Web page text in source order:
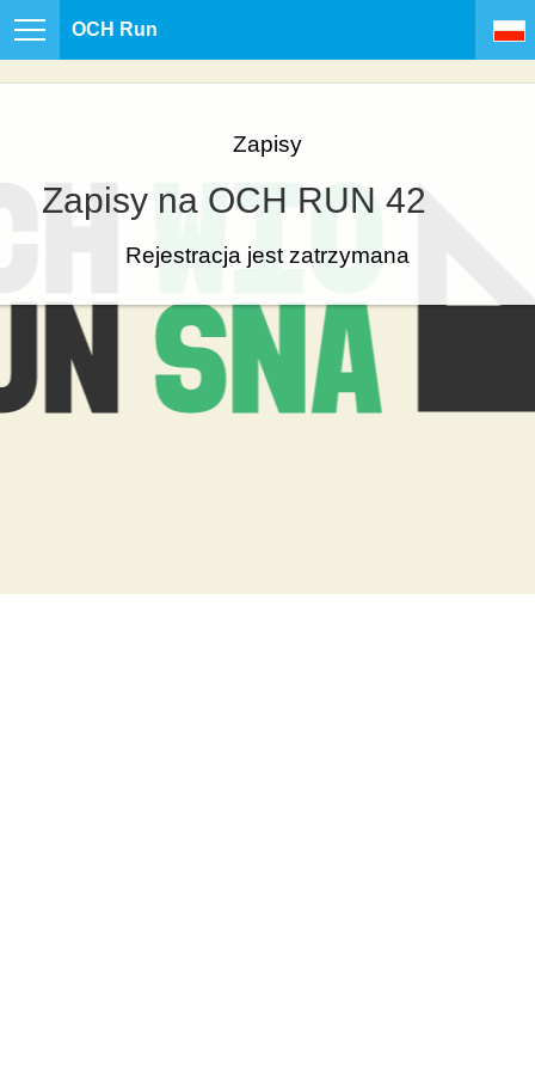
OCH Run
Zapisy
Zapisy na OCH RUN 42
Rejestracja jest zatrzymana